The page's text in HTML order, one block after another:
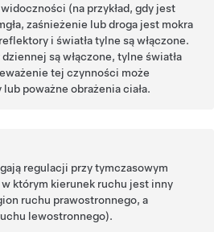
(na przykład, gdy jest
zaśnieżenie lub droga jest mokra
i światła tylne są włączone.
są włączone, tylne światła
tej czynności może
poważne obrażenia ciała.
regulacji przy tymczasowym
którym kierunek ruchu jest inny
ruchu prawostronnego, a
lewostronnego).